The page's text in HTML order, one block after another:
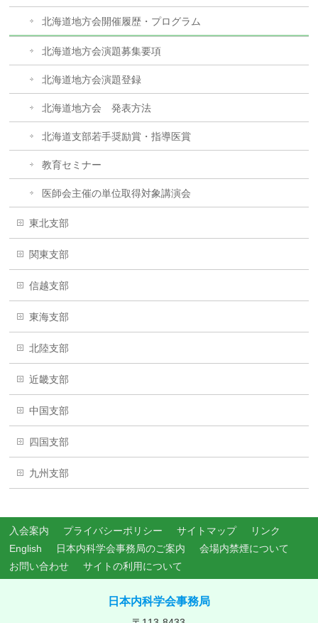
北海道地方会開催履歴・プログラム
北海道地方会演題募集要項
北海道地方会演題登録
北海道地方会 発表方法
北海道支部若手奨励賞・指導医賞
教育セミナー
医師会主催の単位取得対象講演会
東北支部
関東支部
信越支部
東海支部
北陸支部
近畿支部
中国支部
四国支部
九州支部
入会案内 プライバシーポリシー サイトマップ
リンク
English
日本内科学会事務局のご案内
会場内禁煙について
お問い合わせ
サイトの利用について
日本内科学会事務局